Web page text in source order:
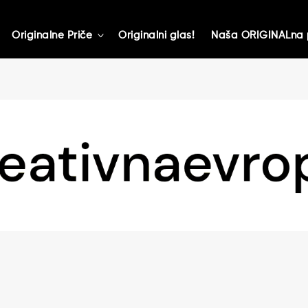
Originalne Priče toggle
Originalni glas! Naša